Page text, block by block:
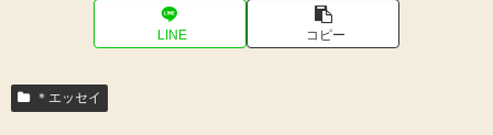
LINE コピー
＊エッセイ